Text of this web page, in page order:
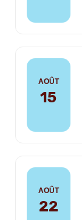
AOÛT
15
AOÛT
22